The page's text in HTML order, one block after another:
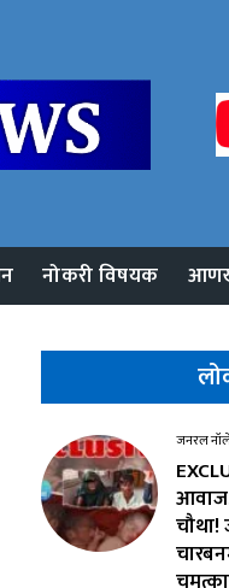
नोकरी विषयक
जनरल
चौथा!